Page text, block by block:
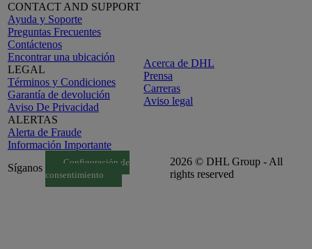
CONTACT AND SUPPORT
Ayuda y Soporte
Preguntas Frecuentes
Contáctenos
Encontrar una ubicación
LEGAL
Términos y Condiciones
Garantía de devolución
Aviso De Privacidad
ALERTAS
Alerta de Fraude
Información Importante
Acerca de DHL
Prensa
Carreras
Aviso legal
Síganos
Configuración de
consentimiento
2026 © DHL Group - All
rights reserved